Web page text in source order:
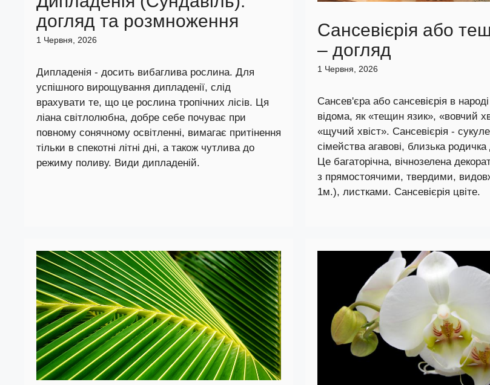
догляд та розмноження
1 Червня, 2026
Дипладенія - досить вибаглива рослина. Для
успішного вирощування дипладенії, слід
врахувати те, що це рослина тропічних лісів. Ця
ліана світлолюбна, добре себе почуває при
повному сонячному освітленні, вимагає притінення
тільки в спекотні літні дні, а також чутлива до
режиму поливу. Види дипладеній.
Сансевієрія або
– догляд
1 Червня, 2026
Сансев'єра або сансевієрія в
відома, як «тещин язик», «вовчий
«щучий хвіст». Сансевієрія -
сімейства агавові, близька
Це багаторічна, вічнозелена
з прямостоячими, твердими,
1м.), листками. Сансевієрія цвіте.